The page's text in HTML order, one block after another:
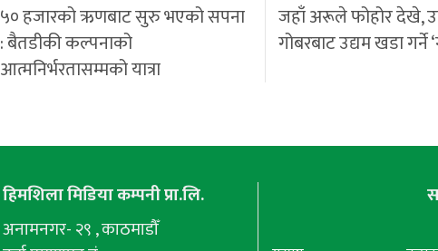
५० हजारको ऋणबाट सुरु भएको सपना
: बैतडीकी कल्पनाको
आत्मनिर्भरतासम्मको यात्रा
जहाँ अरूले फोहोर देखे,
गोबरबाट उद्यम खडा गर्ने
हिमशिला मिडिया कम्पनी प्रा.लि.
अनामनगर- २९ , काठमाडौँ